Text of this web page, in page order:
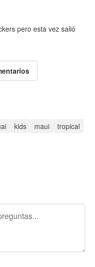
pero esta vez salió
kids maui
tropical